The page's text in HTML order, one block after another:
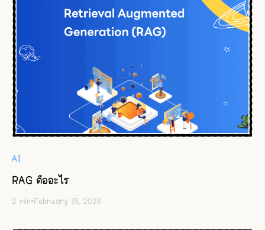
AI
RAG คืออะไร
2 min•February 19, 2026